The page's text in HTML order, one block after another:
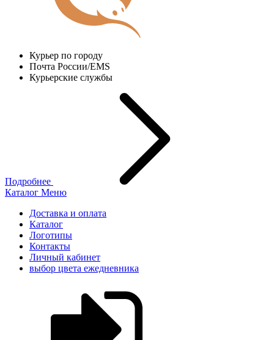
Курьер по городу
Почта России/EMS
Курьерские службы
Подробнее
Каталог Меню
Доставка и оплата
Каталог
Логотипы
Контакты
Личный кабинет
выбор цвета ежедневника